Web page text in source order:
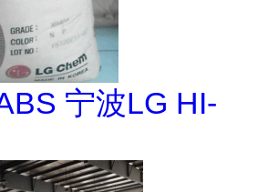
宁波LG HI-